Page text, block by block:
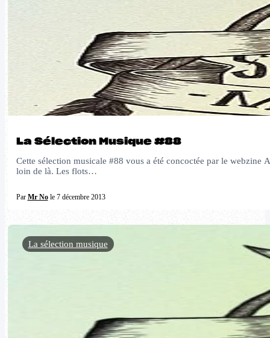
La Sélection Musique #88
Cette sélection musicale #88 vous a été concoctée par le
loin de là. Les flots…
Par Mr Nole 7 décembre 2013
La sélection musique